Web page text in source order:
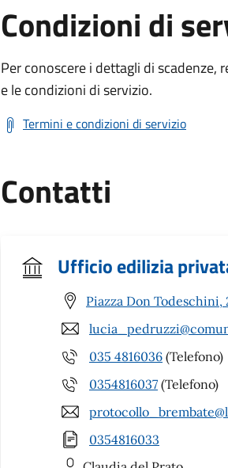
Condizioni di
Per conoscere i dettagli di
e le condizioni di servizio.
Termini e condizioni di servizio
Contatti
Ufficio edilizia
Piazza Don Todeschini,
035 4816036 (Telefono)
0354816037 (Telefono)
0354816033